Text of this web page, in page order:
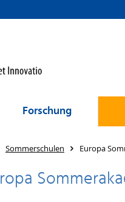
Forschung
Sommerschulen Europa